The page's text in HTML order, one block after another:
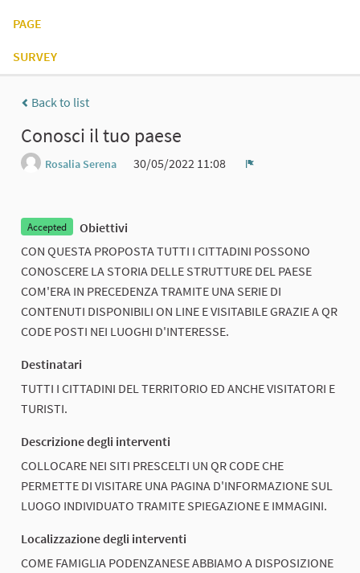
PAGE
SURVEY
Back to list
Conosci il tuo paese
Rosalia Serena
30/05/2022 11:08
Accepted
Obiettivi
CON QUESTA PROPOSTA TUTTI I CITTADINI POSSONO
CONOSCERE LA STORIA DELLE STRUTTURE DEL PAESE
COM'ERA IN PRECEDENZA TRAMITE UNA SERIE DI
CONTENUTI DISPONIBILI ON LINE E VISITABILE GRAZIE A QR
CODE POSTI NEI LUOGHI D'INTERESSE.
Destinatari
TUTTI I CITTADINI DEL TERRITORIO ED ANCHE VISITATORI E
TURISTI.
Descrizione degli interventi
COLLOCARE NEI SITI PRESCELTI UN QR CODE CHE
PERMETTE DI VISITARE UNA PAGINA D'INFORMAZIONE SUL
LUOGO INDIVIDUATO TRAMITE SPIEGAZIONE E IMMAGINI.
Localizzazione degli interventi
COME FAMIGLIA PODENZANESE ABBIAMO A DISPOSIZIONE